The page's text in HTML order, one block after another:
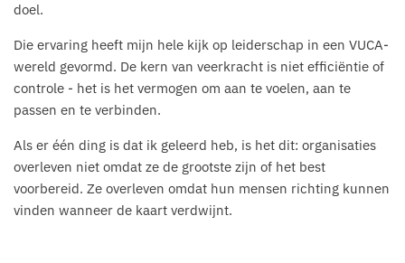
doel.
Die ervaring heeft mijn hele kijk op leiderschap in een VUCA-
wereld gevormd. De kern van veerkracht is niet efficiëntie of
controle - het is het vermogen om aan te voelen, aan te
passen en te verbinden.
Als er één ding is dat ik geleerd heb, is het dit: organisaties
overleven niet omdat ze de grootste zijn of het best
voorbereid. Ze overleven omdat hun mensen richting kunnen
vinden wanneer de kaart verdwijnt.